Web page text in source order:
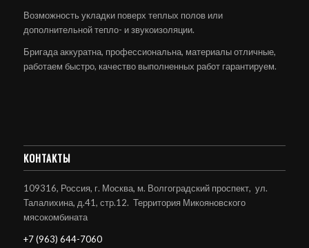
Возможность укладки поверх теплых полов или
дополнительной тепло- и звукоизоляции.
Бригада аккуратна, профессиональна, материалы отличные,
работаем быстро, качество выполненных работ гарантируем.
КОНТАКТЫ
109316, Россия, г. Москва, м. Волгоградский проспект, ул.
Талалихина, д.41, стр.12. Территория Микояновского
мясокомбината
+7 (963) 644-7060